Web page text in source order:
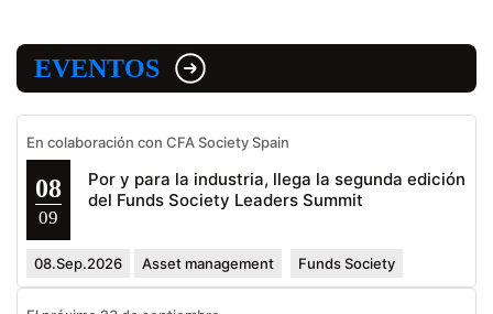
EVENTOS
En colaboración con CFA Society Spain
08
09
Por y para la industria, llega la segunda edición
del Funds Society Leaders Summit
08.Sep.2026 Asset management Funds Society